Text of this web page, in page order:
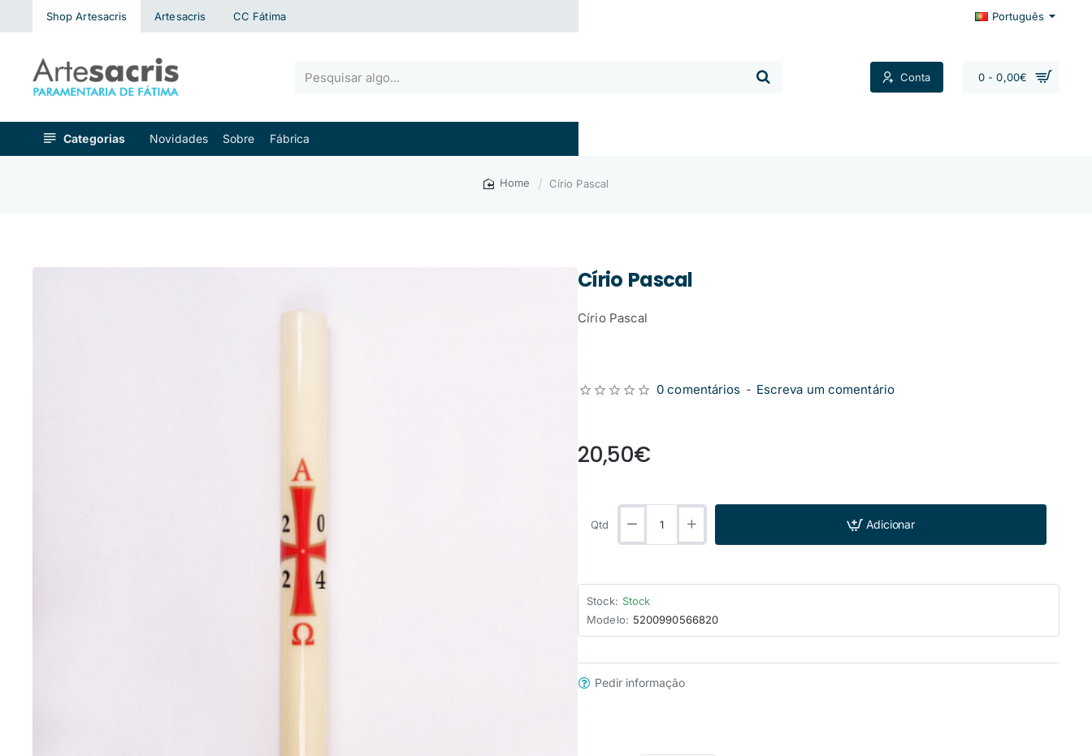
Shop Artesacris Artesacris CC Fátima Português
Pesquisar
Conta 0 - 0,00€
Categorias Novidades Sobre Fábrica
Círio Pascal
Círio Pascal
Círio Pascal
Stock: Stock
Modelo: 5200990566820
0 comentários - Escreva um comentário
20,50€
Qtd Adicionar
Pedir informação